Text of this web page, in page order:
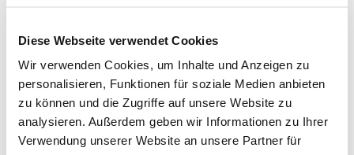
Diese Webseite verwendet Cookies
Wir verwenden Cookies, um Inhalte und Anzeigen zu
personalisieren, Funktionen für soziale Medien anbieten
zu können und die Zugriffe auf unsere Website zu
analysieren. Außerdem geben wir Informationen zu Ihrer
Verwendung unserer Website an unsere Partner für
hoeveelheid beloningen snel oplopen. Voor paarden die
gevoelig zijn voor zetmeel of suiker, of paarden met
stofwisselingsproblemen, is het dan een uitdaging om een
geschikte beloning te vinden die caloriearm is, maar toch zo
lekker dat het paard gemotiveerd blijft om mee te werken.